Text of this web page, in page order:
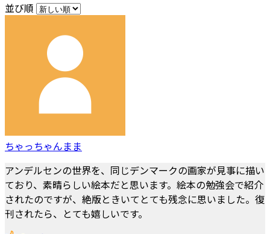
並び順
ちゃっちゃんまま
アンデルセンの世界を、同じデンマークの画家が見事に描い
ており、素晴らしい絵本だと思います。絵本の勉強会で紹介
されたのですが、絶版ときいてとても残念に思いました。復
刊されたら、とても嬉しいです。